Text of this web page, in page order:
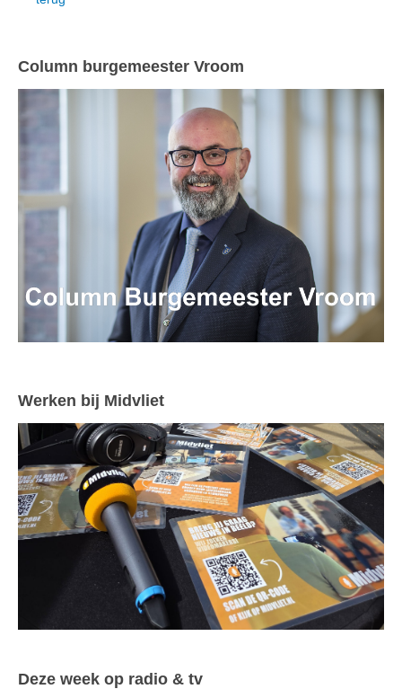
Column burgemeester Vroom
Werken bij Midvliet
Deze week op radio & tv